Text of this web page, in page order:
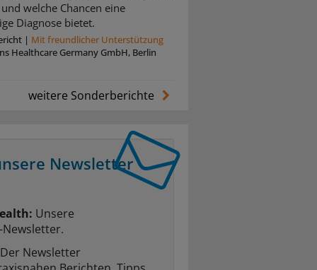
welche Chancen eine
Diagnose bietet.
| Mit freundlicher Unterstützung
Healthcare Germany GmbH, Berlin
weitere Sonderberichte
Newsletter
Unsere
Newsletter